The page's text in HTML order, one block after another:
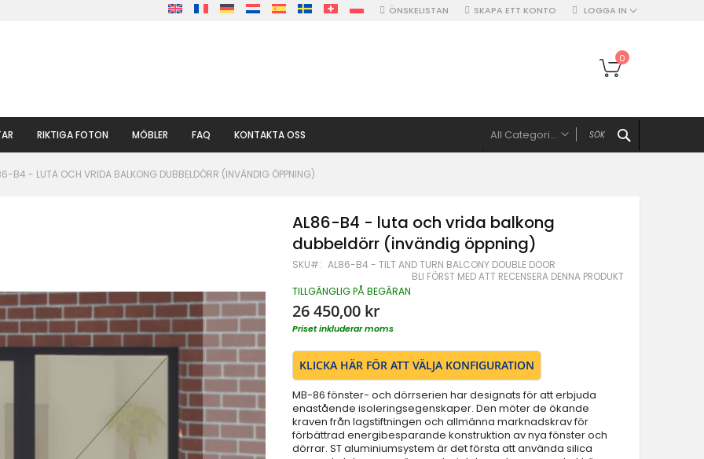
ÖNSKELISTAN LOGGA IN
SKAPA ETT KONTO
Min kundvagn
0
RIKTIGA FOTON MÖBLER FAQ KONTAKTA OSS All Categories
TV-möbelset
TV-bänk
Soffbord
Sideboard & skänk
Dörrar med vänster panel
Dörrar med höger panel
Dörrar med två panel
Dörrar med överljus
Dörrar med vänster sidoljus
B4 - LUTA OCH VRIDA BALKONG DUBBELDÖRR (INVÄNDIG ÖPPNING)
AL86-B4 - luta och vrida balkong
dubbeldörr (invändig öppning)
SKU AL86-B4 - TILT AND TURN BALCONY DOUBLE DOOR
BLI FÖRST MED ATT RECENSERA DENNA PRODUKT
TILLGÄNGLIG PÅ BEGÄRAN
26 450,00 kr
Priset inkluderar moms
KLICKA HÄR FÖR ATT VÄLJA KONFIGURATION
MB-86 fönster- och dörrserien har designats för att erbjuda
enastående isoleringsegenskaper. Den möter de ökande
kraven från lagstiftningen och allmänna marknadskrav för
förbättrad energibesparande konstruktion av nya fönster och
dörrar. ST aluminiumsystem är det första att använda silica